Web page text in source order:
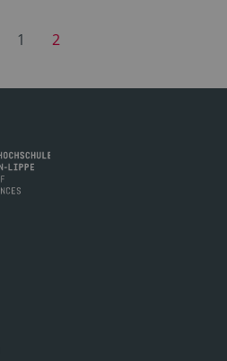
1 2